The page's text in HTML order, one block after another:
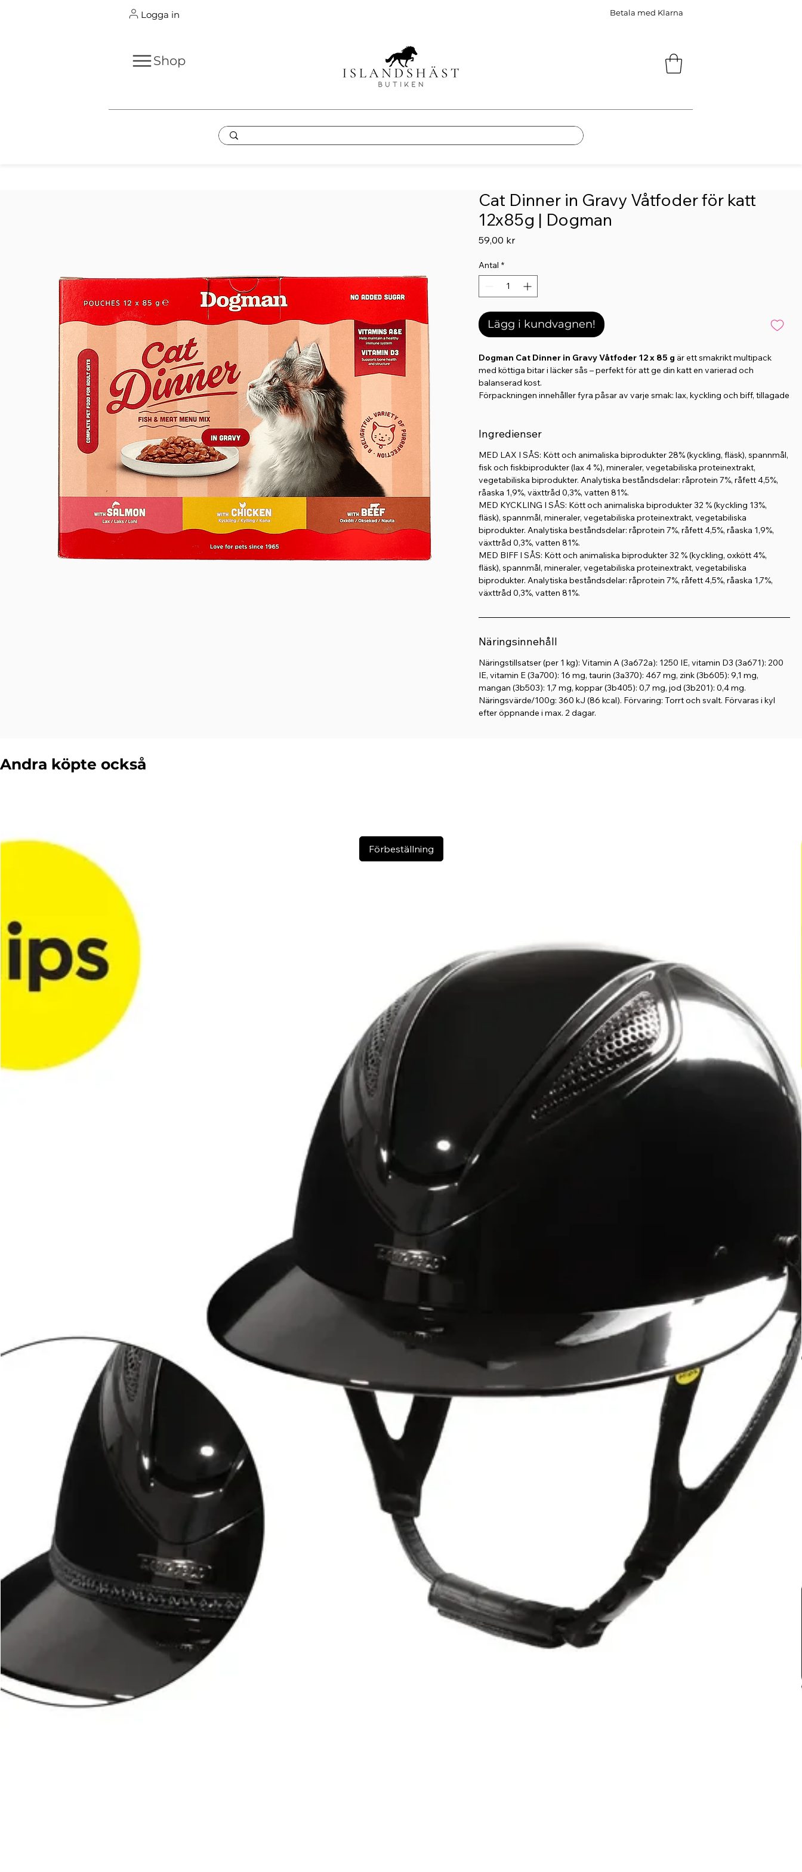
Logga in Betala med Klarna
Shop
Cat Dinner in Gravy Våtfoder för katt
12x85g | Dogman
59,00 krPris
Antal *
Lägg i kundvagnen!
Dogman Cat Dinner in Gravy Våtfoder 12 x 85 g är ett smakrikt multipack
med köttiga bitar i läcker sås – perfekt för att ge din katt en varierad och
balanserad kost.
Förpackningen innehåller fyra påsar av varje smak: lax, kyckling och biff, tillagade
allmän hälsa.
Viktiga egenskaper:
12 x 85 g portionspåsar
Smaker: lax, kyckling och biff
Köttiga bitar i smakrik sås
Berikat med vitaminer, mineraler och taurin
Stödjer immunförsvar och syn
Utan tillsatt socker
En varierad och smakrik måltid som din katt kan njuta av – varje dag.
Ingredienser
MED LAX I SÅS: Kött och animaliska biprodukter 28% (kyckling, fläsk), spannmål,
fisk och fiskbiprodukter (lax 4 %), mineraler, vegetabiliska proteinextrakt,
vegetabiliska biprodukter. Analytiska beståndsdelar: råprotein 7%, råfett 4,5%,
råaska 1,9%, växttråd 0,3%, vatten 81%.
MED KYCKLING I SÅS: Kött och animaliska biprodukter 32 % (kyckling 13%,
fläsk), spannmål, mineraler, vegetabiliska proteinextrakt, vegetabiliska
biprodukter. Analytiska beståndsdelar: råprotein 7%, råfett 4,5%, råaska 1,9%,
växttråd 0,3%, vatten 81%.
MED BIFF I SÅS: Kött och animaliska biprodukter 32 % (kyckling, oxkött 4%,
fläsk), spannmål, mineraler, vegetabiliska proteinextrakt, vegetabiliska
biprodukter. Analytiska beståndsdelar: råprotein 7%, råfett 4,5%, råaska 1,7%,
växttråd 0,3%, vatten 81%.
Näringsinnehåll
Näringstillsatser (per 1 kg): Vitamin A (3a672a): 1250 IE, vitamin D3 (3a671): 200
IE, vitamin E (3a700): 16 mg, taurin (3a370): 467 mg, zink (3b605): 9,1 mg,
mangan (3b503): 1,7 mg, koppar (3b405): 0,7 mg, jod (3b201): 0,4 mg.
Näringsvärde/100g: 360 kJ (86 kcal). Förvaring: Torrt och svalt. Förvaras i kyl
efter öppnande i max. 2 dagar.
Andra köpte också
Förbeställning